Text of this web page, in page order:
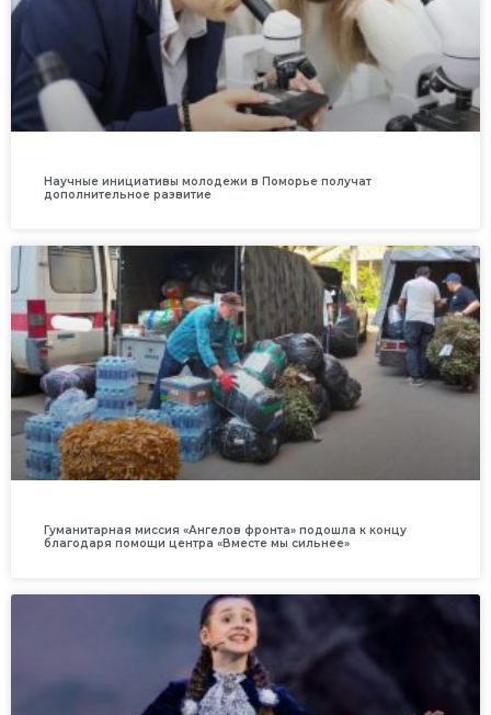
Научные инициативы молодежи в Поморье получат
дополнительное развитие
Гуманитарная миссия «Ангелов фронта» подошла к концу
благодаря помощи центра «Вместе мы сильнее»